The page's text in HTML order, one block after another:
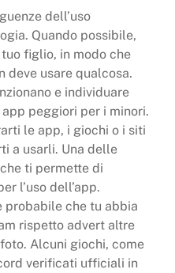
dell’uso
Quando possibile,
figlio, in modo che
deve usare qualcosa.
e individuare
peggiori per i minori.
le app, i giochi o i siti
a usarli. Una delle
ti permette di
l’uso dell’app.
probabile che tu abbia
rispetto advert altre
Alcuni giochi, come
verificati ufficiali in